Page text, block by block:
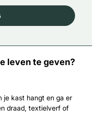
leven te geven?
je kast hangt en ga er
draad, textielverf of